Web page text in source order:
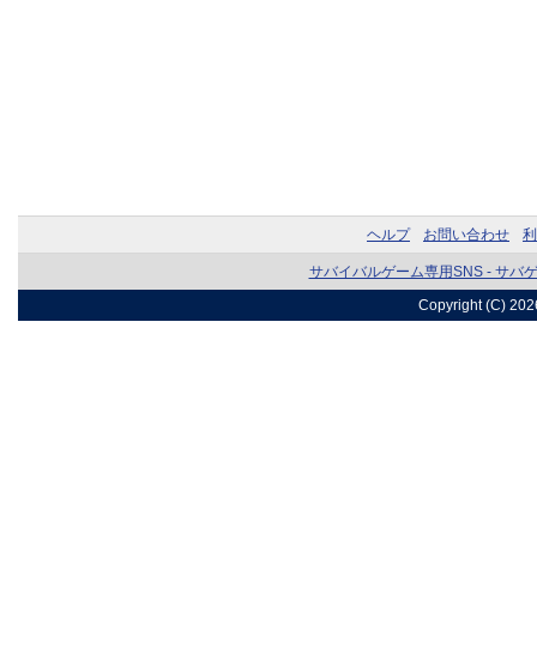
ヘルプ お問い合わせ
サバイバルゲーム専用SNS - サバ
Copyright (C)